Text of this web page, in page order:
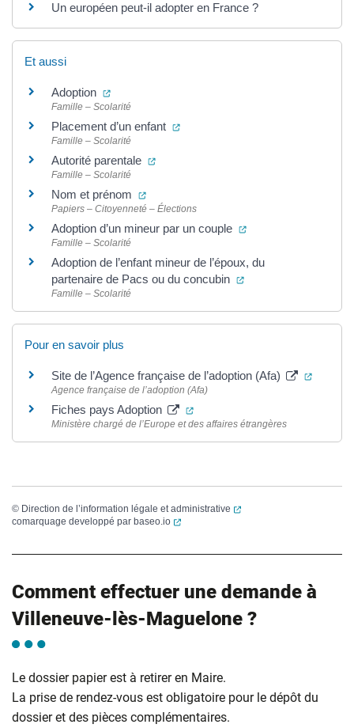
Un européen peut-il adopter en France ?
Et aussi
Adoption (ouverture dans un nouvel onglet)
Famille – Scolarité
Placement d’un enfant (ouverture dans un nouvel onglet)
Famille – Scolarité
Autorité parentale (ouverture dans un nouvel onglet)
Famille – Scolarité
Nom et prénom (ouverture dans un nouvel onglet)
Papiers – Citoyenneté – Élections
Adoption d’un mineur par un couple (ouverture dans un
Famille – Scolarité
Adoption de l’enfant mineur de l’époux, du
partenaire de Pacs ou du concubin
(ouverture dans un
Famille – Scolarité
Pour en savoir plus
Site de l’Agence française de l’adoption (Afa)
Agence française de l’adoption (Afa)
Fiches pays Adoption (ouverture dans un nouvel
Ministère chargé de l’Europe et des affaires étrangères
© Direction de l’information légale et administrative
(ouverture dans un
comarquage developpé par baseo.io (ouverture dans un nouvel onglet)
Comment effectuer une demande à
Villeneuve-lès-Maguelone ?
Le dossier papier est à retirer en Maire.
La prise de rendez-vous est obligatoire pour le dépôt du
dossier et des pièces complémentaires.